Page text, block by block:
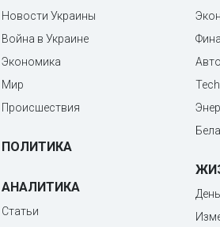
Новости Украины
Война в Украине
Экономика
Мир
Происшествия
ПОЛИТИКА
АНАЛИТИКА
Статьи
Авто
Tech